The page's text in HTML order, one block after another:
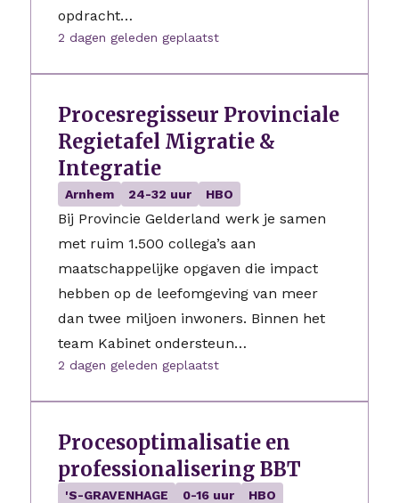
opdracht…
2 dagen geleden geplaatst
Procesregisseur Provinciale
Regietafel Migratie &
Integratie
Arnhem 24-32 uur HBO
Bij Provincie Gelderland werk je samen
met ruim 1.500 collega’s aan
maatschappelijke opgaven die impact
hebben op de leefomgeving van meer
dan twee miljoen inwoners. Binnen het
team Kabinet ondersteun…
2 dagen geleden geplaatst
Procesoptimalisatie en
professionalisering BBT
'S-GRAVENHAGE 0-16 uur HBO